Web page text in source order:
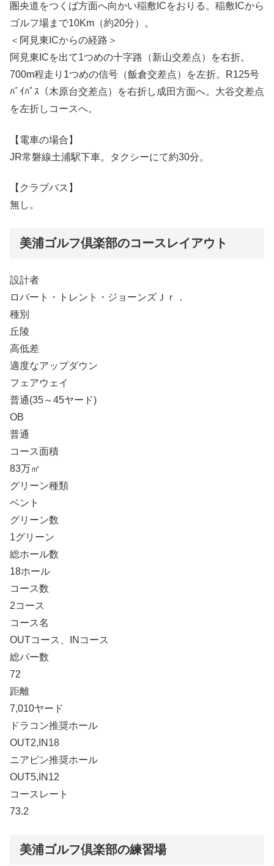
圏央道をつくば方面へ向かい稲敷ICをおりる。稲敷ICから
ゴルフ場まで10Km（約20分）。
＜阿見東ICからの経路＞
阿見東ICを出て1つめの十字路（新山交差点）を右折。
700m程走り1つめの信号（飯倉交差点）を左折。R125号
ﾊﾞｲﾊﾟｽ（木原台交差点）を右折し成田方面へ。大谷交差点
を左折しコースへ。
【電車の場合】
JR常磐線土浦駅下車。タクシーにて約30分。
【クラブバス】
無し。
美浦ゴルフ倶楽部のコースレイアウト
設計者
ロバート・トレント・ジョーンズＪｒ．
種別
丘陵
高低差
適度なアップダウン
フェアウェイ
普通(35～45ヤード)
OB
普通
コース面積
83万㎡
グリーン種類
ベント
グリーン数
1グリーン
総ホール数
18ホール
コース数
2コース
コース名
OUTコース、INコース
総パー数
72
距離
7,010ヤード
ドラコン推奨ホール
OUT2,IN18
ニアピン推奨ホール
OUT5,IN12
コースレート
73.2
美浦ゴルフ倶楽部の練習場